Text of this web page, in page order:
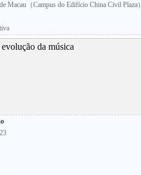
Macau（Campus do Edifício China Civil Plaza）
da música